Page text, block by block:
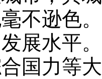
不逊色
展水平
国力等